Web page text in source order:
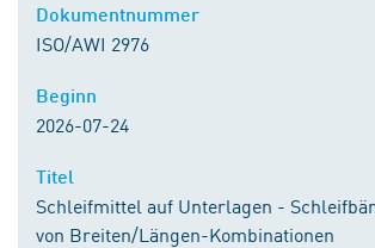
Dokumentnummer
ISO/AWI 2976
Beginn
2026-07-24
Titel
Schleifmittel auf Unterlagen -
von Breiten/Längen-Kombinationen